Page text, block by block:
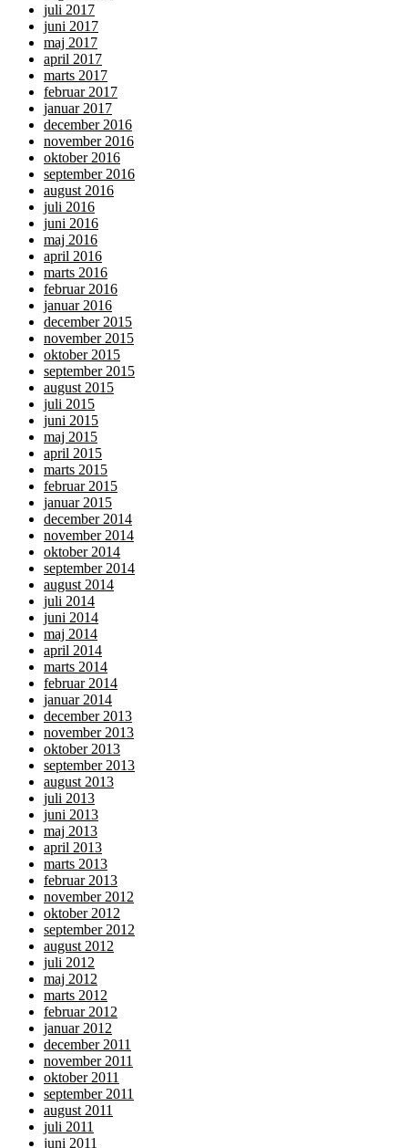
juli 2017
juni 2017
maj 2017
april 2017
marts 2017
februar 2017
januar 2017
december 2016
november 2016
oktober 2016
september 2016
august 2016
juli 2016
juni 2016
maj 2016
april 2016
marts 2016
februar 2016
januar 2016
december 2015
november 2015
oktober 2015
september 2015
august 2015
juli 2015
juni 2015
maj 2015
april 2015
marts 2015
februar 2015
januar 2015
december 2014
november 2014
oktober 2014
september 2014
august 2014
juli 2014
juni 2014
maj 2014
april 2014
marts 2014
februar 2014
januar 2014
december 2013
november 2013
oktober 2013
september 2013
august 2013
juli 2013
juni 2013
maj 2013
april 2013
marts 2013
februar 2013
november 2012
oktober 2012
september 2012
august 2012
juli 2012
maj 2012
marts 2012
februar 2012
januar 2012
december 2011
november 2011
oktober 2011
september 2011
august 2011
juli 2011
juni 2011